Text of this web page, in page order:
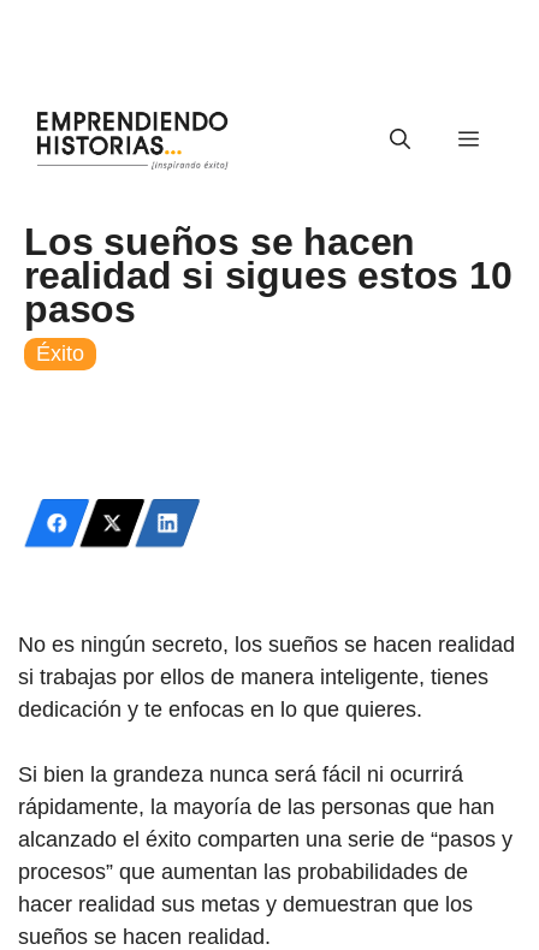
contenido
Menú
Los sueños se hacen
realidad si sigues estos 10
pasos
Éxito
No es ningún secreto, los sueños se hacen realidad
si trabajas por ellos de manera inteligente, tienes
dedicación y te enfocas en lo que quieres.
Si bien la grandeza nunca será fácil ni ocurrirá
rápidamente, la mayoría de las personas que han
alcanzado el éxito comparten una serie de “pasos y
procesos” que aumentan las probabilidades de
hacer realidad sus metas y demuestran que los
sueños se hacen realidad.